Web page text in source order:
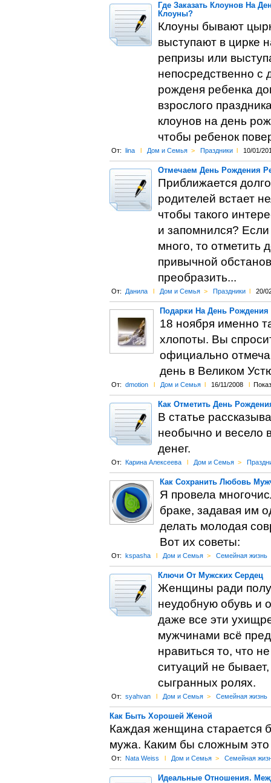
Где Заказать Клоунов На
Клоуны?
Клоуны бывают
выступают в цирке
репризы или
непосредственно с
рожденя ребенка
взрослого
клоунов на день
чтобы ребенок
От: lina l Дом и Семья > Праздники l 10/01/
Отмечаем День Рождения
Приближается
родителей встает
чтобы такого
и запомнился?
много, то отметить
привычной
преобразить...
От: Данила l Дом и Семья > Праздники l 20/
Подарки На День Рождения
18 ноября именно
хлопоты. Вы
официально
день в Великом
От: dmotion l Дом и Семья l 16/11/2008 l
Как Отметить День
В статье
необычно и весело
денег.
От: Карина Алексеева l Дом и Семья >
Как Сохранить Любовь
Я провела
браке, задавая им
делать молодая
Вот их советы:
От: kspasha l Дом и Семья > Семейная жизнь
Ключи От Мужских Сердец
Женщины ради
неудобную обувь и
даже все эти
мужчинами всё
нравиться то, что
ситуаций не
сыгранных ролях.
От: syahvan l Дом и Семья > Семейная жизнь
Как Быть Хорошей Женой
Каждая женщина старается
мужа. Каким бы сложным это
От: Nata Weiss l Дом и Семья > Семейная
Идеальные Отношения.